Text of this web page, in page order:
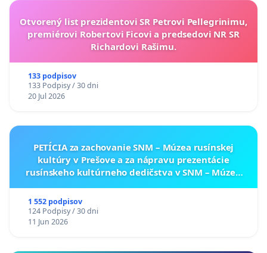
Otvorený list prezidentovi SR Petrovi Pellegrinimu,
premiérovi Robertovi Ficovi a predsedovi NR SR
Richardovi Rašimu.
133 podpisov
133 Podpisy / 30 dni
20 Jul 2026
PETÍCIA za zachovanie SNM – Múzea rusínskej
kultúry v Prešove a za nápravu prezentácie
rusínskeho kultúrneho dedičstva v SNM – Múzeu
1 552 podpisov
124 Podpisy / 30 dni
11 Jun 2026